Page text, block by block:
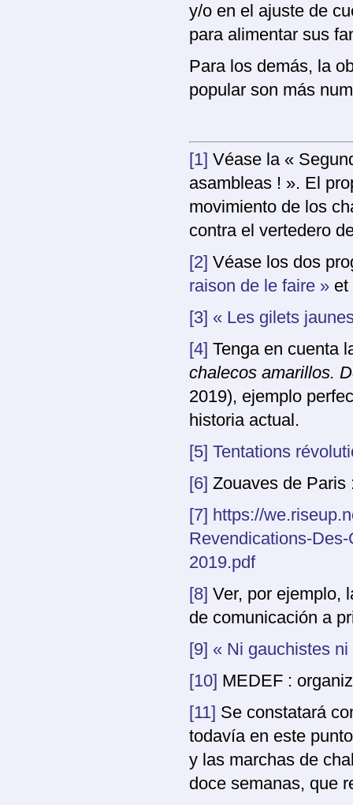
y/o en el ajuste de
para alimentar sus
Para los demás, la
popular son más
[1] Véase la «
asambleas ! ». El
movimiento de los
contra el vertedero
[2] Véase los dos
raison de le faire » et
[3] « Les gilets
[4] Tenga en cuenta
chalecos amarillos.
2019), ejemplo
historia actual.
[5] Tentations
[6] Zouaves de Paris
[7] https://
Revendications-
2019.pdf
[8] Ver, por ejemplo,
de comunicación a
[9] « Ni gauchistes
[10] MEDEF :
[11] Se constatará
todavía en este
y las marchas de
doce semanas, que